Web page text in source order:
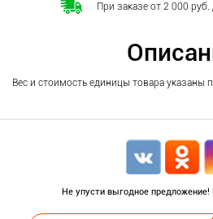
При заказе от 2 000 руб.
Вес и стоимость единицы товара указаны
Не упусти выгодное